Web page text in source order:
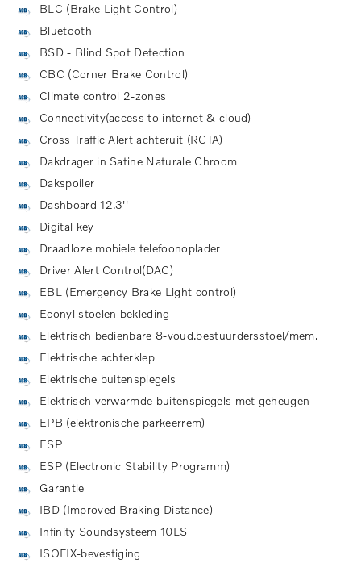
BLC (Brake Light Control)
Bluetooth
BSD - Blind Spot Detection
CBC (Corner Brake Control)
Climate control 2-zones
Connectivity(access to internet & cloud)
Cross Traffic Alert achteruit (RCTA)
Dakdrager in Satine Naturale Chroom
Dakspoiler
Dashboard 12.3''
Digital key
Draadloze mobiele telefoonoplader
Driver Alert Control(DAC)
EBL (Emergency Brake Light control)
Econyl stoelen bekleding
Elektrisch bedienbare 8-voud.bestuurdersstoel/mem.
Elektrische achterklep
Elektrische buitenspiegels
Elektrisch verwarmde buitenspiegels met geheugen
EPB (elektronische parkeerrem)
ESP
ESP (Electronic Stability Programm)
Garantie
IBD (Improved Braking Distance)
Infinity Soundsysteem 10LS
ISOFIX-bevestiging